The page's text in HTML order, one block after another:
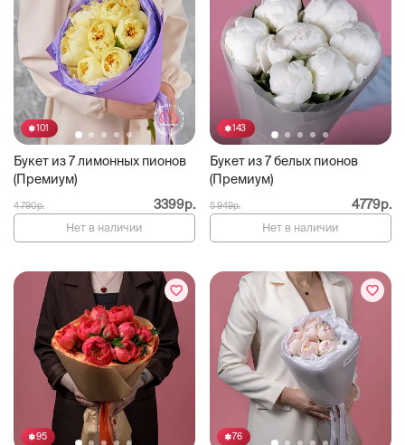
101
Букет из 7 лимонных пионов
(Премиум)
4 790р. 3399р.
Нет в наличии
143
Букет из 7 белых пионов
(Премиум)
5 949р. 4779р.
Нет в наличии
95 76